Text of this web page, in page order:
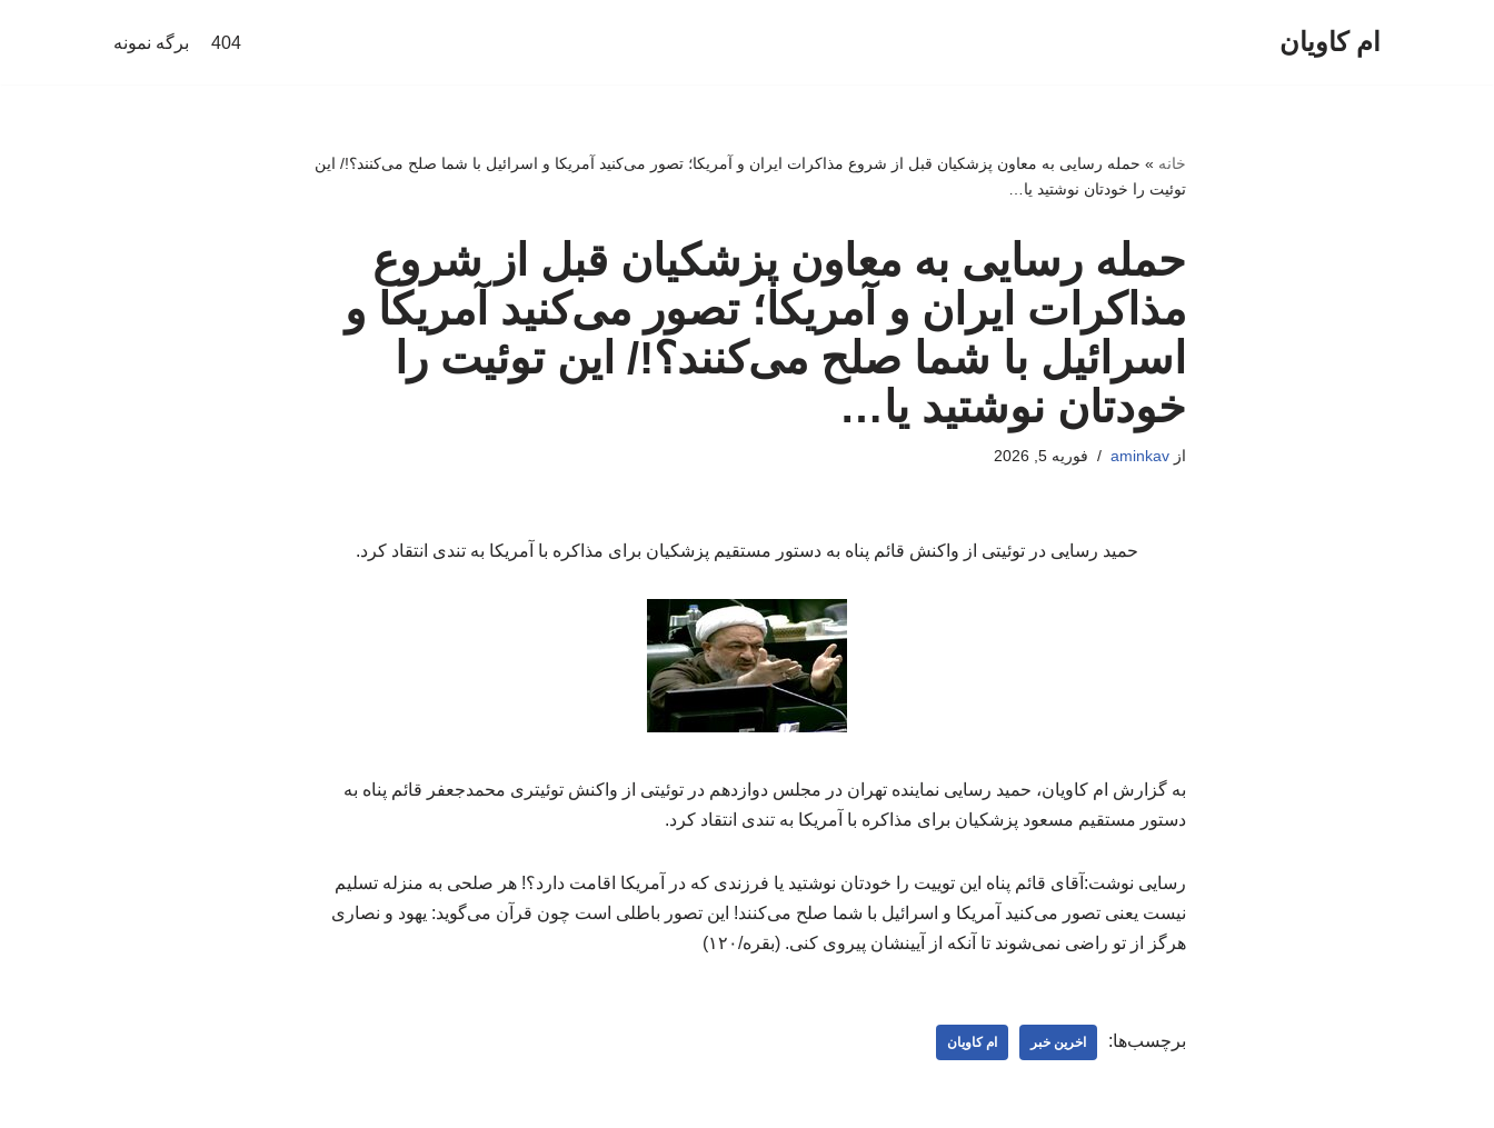
ام کاویان 404 برگه نمونه
خانه » حمله رسایی به معاون پزشکیان قبل از شروع مذاکرات ایران و آمریکا؛ تصور می‌کنید آمریکا و اسرائیل با شما صلح می‌کنند؟!/ این
توئیت را خودتان نوشتید یا…
حمله رسایی به معاون پزشکیان قبل از شروع
مذاکرات ایران و آمریکا؛ تصور می‌کنید آمریکا و
اسرائیل با شما صلح می‌کنند؟!/ این توئیت را
خودتان نوشتید یا…
ازaminkav فوریه 5, 2026
حمید رسایی در توئیتی از واکنش قائم پناه به دستور مستقیم پزشکیان برای مذاکره با آمریکا به تندی انتقاد کرد.
به گزارش ام کاویان، حمید رسایی نماینده تهران در مجلس دوازدهم در توئیتی از واکنش توئیتری محمدجعفر قائم پناه به
دستور مستقیم مسعود پزشکیان برای مذاکره با آمریکا به تندی انتقاد کرد.
رسایی نوشت:آقای قائم پناه این توییت را خودتان نوشتید یا فرزندی که در آمریکا اقامت دارد؟! هر صلحی به منزله تسلیم
نیست یعنی تصور می‌کنید آمریکا و اسرائیل با شما صلح می‌کنند! این تصور باطلی است چون قرآن می‌گوید: یهود و نصاری
هرگز از تو راضی نمی‌شوند تا آنکه از آیینشان پیروی کنی. (بقره/۱۲۰)
برچسب‌ها: اخرین خبر ام کاویان